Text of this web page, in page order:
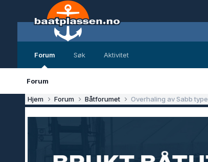
Forum
Forum
Søk Aktivitet
Hjem Forum Båtforumet Overhaling av Sabb